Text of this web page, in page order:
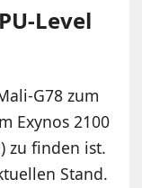
Level
G78 zum
Exynos 2100
zu finden ist.
Stand.